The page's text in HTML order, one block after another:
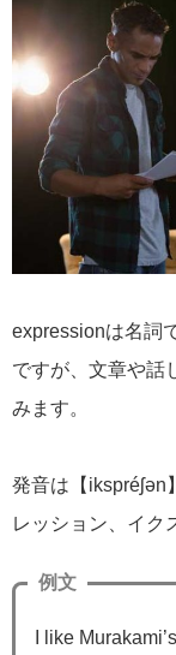
expressionは名詞
ですが、文章や話
みます。
発音は【ikspréʃən
レッション、イク
例文
I like